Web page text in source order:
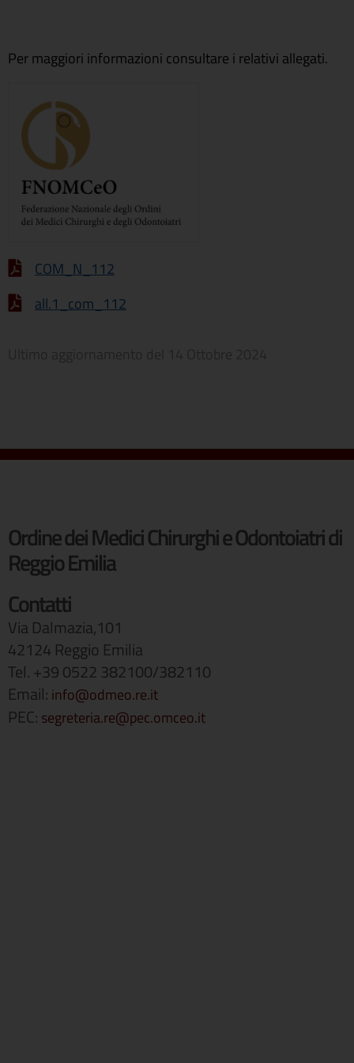
Per maggiori informazioni consultare i relativi allegati.
COM_N_112
all.1_com_112
Ordine dei Medici Chirurghi e Odontoiatri di
Reggio Emilia
Contatti
Via Dalmazia,101
42124 Reggio Emilia
Tel. +39 0522 382100/382110
Email: info@odmeo.re.it
PEC: segreteria.re@pec.omceo.it